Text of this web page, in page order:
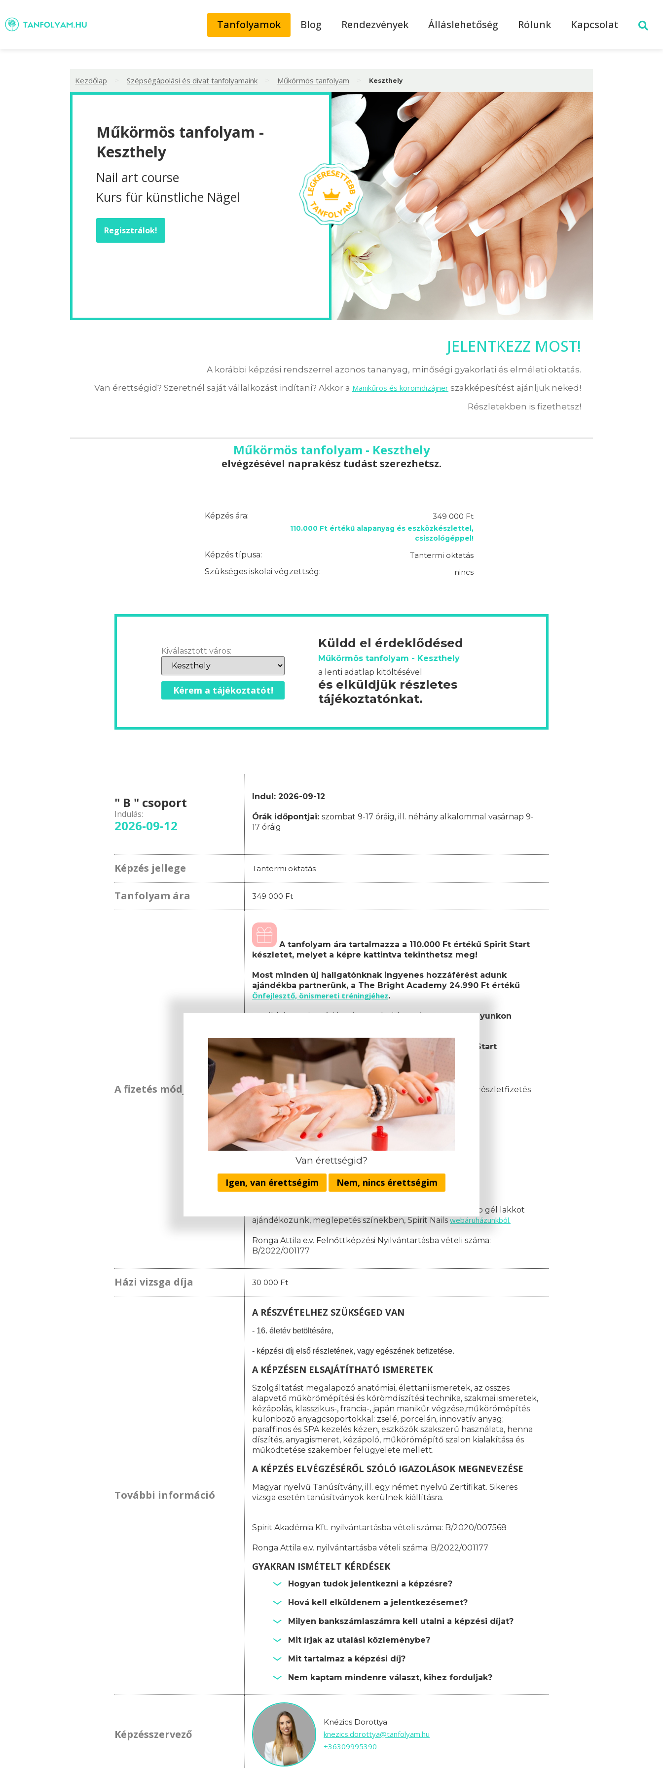
Tanfolyamok Blog Rendezvények Álláslehetőség Rólunk Kapcsolat
Van érettségid?
Igen, van érettségim Nem, nincs érettségim
Kezdőlap Szépségápolási és divat tanfolyamaink Műkörmös tanfolyam Keszthely
Műkörmös tanfolyam -
Keszthely
Nail art course
Kurs für künstliche Nägel
Regisztrálok!
JELENTKEZZ MOST!
A korábbi képzési rendszerrel azonos tananyag, minőségi gyakorlati és elméleti oktatás.
Van érettségid? Szeretnél saját vállalkozást indítani? Akkor a Manikűrös és körömdizájner szakképesítést ajánljuk neked!
Részletekben is fizethetsz!
Műkörmös tanfolyam - Keszthely
elvégzésével naprakész tudást szerezhetsz.
Képzés ára: 349 000 Ft
110.000 Ft értékű alapanyag és eszközkészlettel,
csiszológéppel!
Képzés típusa:
Tantermi oktatás
Szükséges iskolai végzettség:
nincs
Kiválasztott város:
Kérem a tájékoztatót!
Küldd el érdeklődésed
Műkörmös tanfolyam - Keszthely
a lenti adatlap kitöltésével
és elküldjük részletes
tájékoztatónkat.
" B " csoport
Indulás:
2026-09-12
Indul: 2026-09-12
Órák időpontjai: szombat 9-17 óráig, ill. néhány alkalommal vasárnap 9-
17 óráig
Képzés jellege Tantermi oktatás
Tanfolyam ára 349 000 Ft
A fizetés módja
A tanfolyam ára tartalmazza a 110.000 Ft értékű Spirit Start
készletet, melyet a képre kattintva tekinthetsz meg!
Most minden új hallgatónknak ingyenes hozzáférést adunk
ajándékba partnerünk, a The Bright Academy 24.990 Ft értékű
Önfejlesztő, önismereti tréningjéhez.
Továbbá a regisztráció után megküldöttAjándékutalványunkon
A képzés teljes költsége, amely tartalmazza a Spirit Start
csomagot:
Képzési díj: 349.000 Ft (egyösszegű befizetés esetén)
Amennyiben nem egyösszegű befizetést választ, akkor a részletfizetés
az alábbiak szerint alakul:
1. részlet: 19.000 Ft(a jelentkezéskor)
2. részlet: 130.000 Ft(a képzés megnyitójáig)
3. részlet:100.000 Ft
(a negyedik oktatási napig)
4. részlet
100.000 Ft(a nyolcadik oktatási napig)
Nincsenek rejtett költségek és rejtett információk!
Egyösszegű befizetés esetén minden hallgatónknak 10 db gél lakkot
ajándékozunk, meglepetés színekben, Spirit Nails webáruházunkból.
Ronga Attila e.v. Felnőttképzési Nyilvántartásba vételi száma:
B/2022/001177
Házi vizsga díja 30 000 Ft
További információ
A RÉSZVÉTELHEZ SZÜKSÉGED VAN
- 16. életév betöltésére,
- képzési díj első részletének, vagy egészének befizetése.
A KÉPZÉSEN ELSAJÁTÍTHATÓ ISMERETEK
Szolgáltatást megalapozó anatómiai, élettani ismeretek, az összes
alapvető műkörömépítési és körömdíszítési technika, szakmai ismeretek,
kézápolás, klasszikus-, francia-, japán manikűr végzése,műkörömépítés
különböző anyagcsoportokkal: zselé, porcelán, innovatív anyag;
paraffinos és SPA kezelés kézen, eszközök szakszerű használata, henna
díszítés, anyagismeret, kézápoló, műkörömépítő szalon kialakítása és
működtetése szakember felügyelete mellett.
A KÉPZÉS ELVÉGZÉSÉRŐL SZÓLÓ IGAZOLÁSOK MEGNEVEZÉSE
Magyar nyelvű Tanúsítvány, ill. egy német nyelvű Zertifikat. Sikeres
vizsga esetén tanúsítványok kerülnek kiállításra.
Spirit Akadémia Kft. nyilvántartásba vételi száma: B/2020/007568
Ronga Attila e.v. nyilvántartásba vételi száma: B/2022/001177
GYAKRAN ISMÉTELT KÉRDÉSEK
Hogyan tudok jelentkezni a képzésre?
Hová kell elküldenem a jelentkezésemet?
Milyen bankszámlaszámra kell utalni a képzési díjat?
Mit írjak az utalási közleménybe?
Mit tartalmaz a képzési díj?
Nem kaptam mindenre választ, kihez forduljak?
Képzésszervező
Knézics Dorottya
knezics.dorottya@tanfolyam.hu
+36309995390